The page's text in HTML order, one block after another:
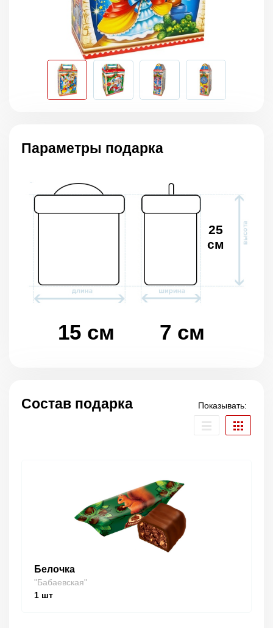
Параметры подарка
15 см 7 см
25
см
Состав подарка Показывать:
Белочка
"Бабаевская"
1 шт